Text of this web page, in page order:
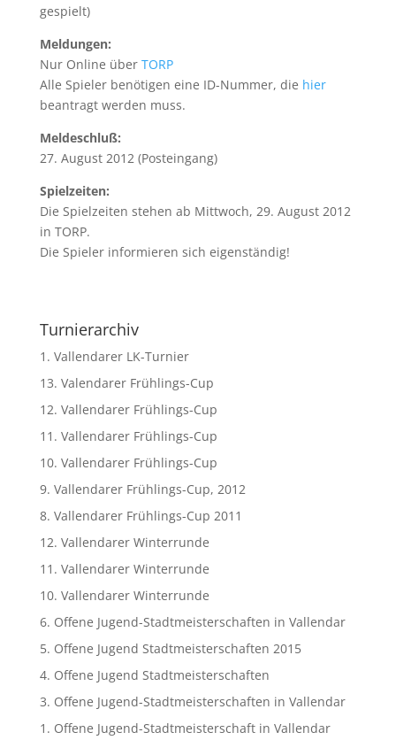
gespielt)
Meldungen:
Nur Online über TORP
Alle Spieler benötigen eine ID-Nummer, die hier
beantragt werden muss.
Meldeschluß:
27. August 2012 (Posteingang)
Spielzeiten:
Die Spielzeiten stehen ab Mittwoch, 29. August 2012
in TORP.
Die Spieler informieren sich eigenständig!
Turnierarchiv
1. Vallendarer LK-Turnier
13. Valendarer Frühlings-Cup
12. Vallendarer Frühlings-Cup
11. Vallendarer Frühlings-Cup
10. Vallendarer Frühlings-Cup
9. Vallendarer Frühlings-Cup, 2012
8. Vallendarer Frühlings-Cup 2011
12. Vallendarer Winterrunde
11. Vallendarer Winterrunde
10. Vallendarer Winterrunde
6. Offene Jugend-Stadtmeisterschaften in Vallendar
5. Offene Jugend Stadtmeisterschaften 2015
4. Offene Jugend Stadtmeisterschaften
3. Offene Jugend-Stadtmeisterschaften in Vallendar
1. Offene Jugend-Stadtmeisterschaft in Vallendar